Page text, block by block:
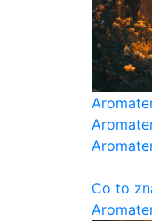
Co to